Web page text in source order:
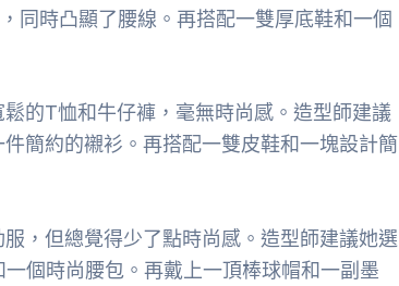
同時凸顯了腰線。再搭配一雙厚底鞋和一個
的T恤和牛仔褲，毫無時尚感。造型師建議
簡約的襯衫。再搭配一雙皮鞋和一塊設計簡
，但總覺得少了點時尚感。造型師建議她選
個時尚腰包。再戴上一頂棒球帽和一副墨